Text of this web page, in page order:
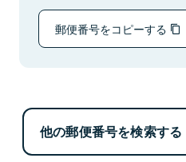
郵便番号をコピーする
他の郵便番号を検索する